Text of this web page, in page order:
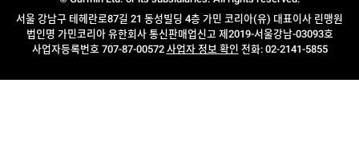
서울 강남구 테헤란로87길 21 동성빌딩 4층 가민 코리아(유) 대표이사 린맹원
법인명 가민코리아 유한회사 통신판매업신고 제2019-서울강남-03093호
사업자등록번호 707-87-00572 사업자 정보 확인 전화: 02-2141-5855